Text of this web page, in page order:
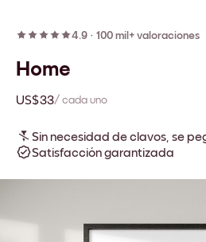
4.9 · 100 mil+ valoraciones
Home
US$33/ cada uno
Sin necesidad de clavos, se
Satisfacción garantizada